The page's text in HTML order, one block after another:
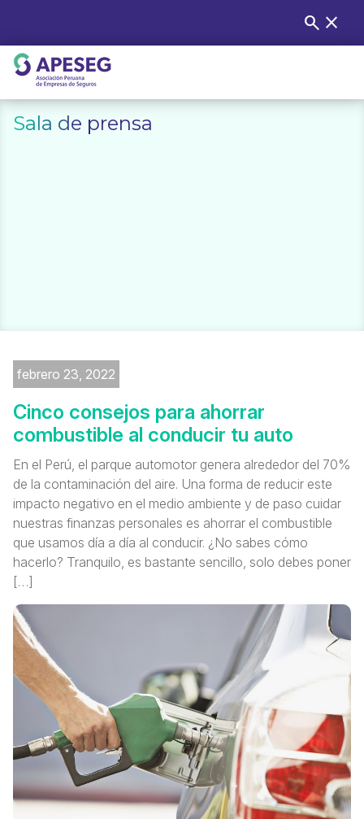
content
Buscar:
search close
APESEG
Sala de prensa
febrero 23, 2022
Cinco consejos para ahorrar
combustible al conducir tu auto
En el Perú, el parque automotor genera alrededor del 70%
de la contaminación del aire. Una forma de reducir este
impacto negativo en el medio ambiente y de paso cuidar
nuestras finanzas personales es ahorrar el combustible
que usamos día a día al conducir. ¿No sabes cómo
hacerlo? Tranquilo, es bastante sencillo, solo debes poner
[…]